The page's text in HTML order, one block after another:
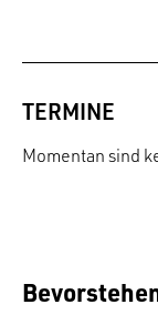
TERMINE
Momentan sind